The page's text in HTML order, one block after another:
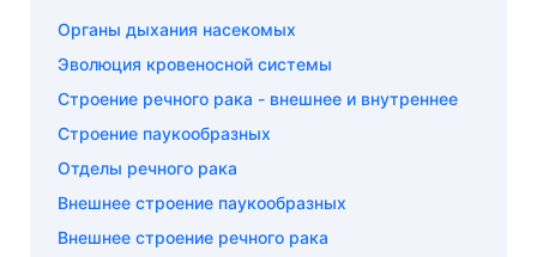
Органы дыхания насекомых
Эволюция кровеносной системы
Строение речного рака - внешнее и внутреннее
Строение паукообразных
Отделы речного рака
Внешнее строение паукообразных
Внешнее строение речного рака